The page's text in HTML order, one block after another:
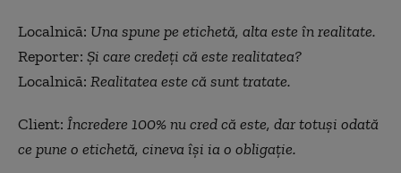
Localnică: Una spune pe etichetă, alta este în realitate.
Reporter: Și care credeți că este realitatea?
Localnică: Realitatea este că sunt tratate.
Client: Încredere 100% nu cred că este, dar totuși odată
ce pune o etichetă, cineva își ia o obligație.